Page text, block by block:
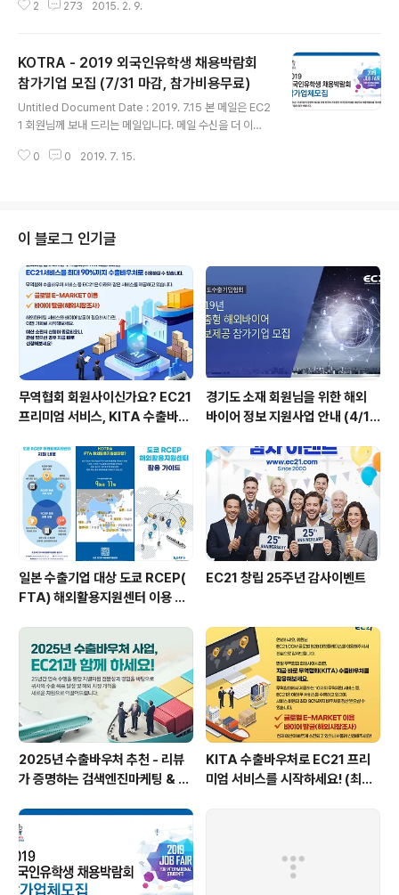
마케팅 전문인력 양성교육」과정을 3월 17일~6월 16일(매주 화요일 총 15회)
관 임직원 분들은 많은 관심과 참여 부탁 드립니다. □ 교육개요 ○ 기간 : 2015
년 3월 17일~6월 16일 매주 화요일(총 16회) ○ 시간 : 19:00~22:00 ○ 장
소 : 한양대학교 경영관(서울 성동구 왕십리로 222) ○ 대상 : ..
2 273 2015. 2. 9.
KOTRA - 2019 외국인유학생 채용박람회
참가기업 모집 (7/31 마감, 참가비용무료)
Untitled Document Date : 2019. 7.15 본 메일은 EC2
1 회원님께 보내 드리는 메일입니다. 메일 수신을 더 이상
션을 해제하십시오. ㈜이씨이십일 / 서울시 강남구 삼성동
0 0 2019. 7. 15.
이 블로그 인기글
무역협회 회원사이신가요? EC21
프리미엄 서비스, KITA 수출바우
경기도 소재 회원님을 위한 해외
바이어 정보 지원사업 안내 (4/19
일본 수출기업 대상 도쿄 RCEP(
FTA) 해외활용지원센터 이용 안
EC21 창립 25주년 감사이벤트
2025년 수출바우처 추천 - 리뷰
가 증명하는 검색엔진마케팅 & B
KITA 수출바우처로 EC21 프리
미엄 서비스를 시작하세요! (최대